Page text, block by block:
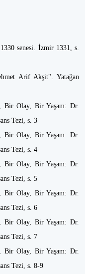
senesi. İzmir 1331, s.
Arif Akşit". Yatağan
Bir Olay, Bir Yaşam: Dr.
Tezi, s. 3
Bir Olay, Bir Yaşam: Dr.
Tezi, s. 4
Bir Olay, Bir Yaşam: Dr.
Tezi, s. 5
Bir Olay, Bir Yaşam: Dr.
Tezi, s. 6
Bir Olay, Bir Yaşam: Dr.
Tezi, s. 7
Bir Olay, Bir Yaşam: Dr.
Tezi, s. 8-9